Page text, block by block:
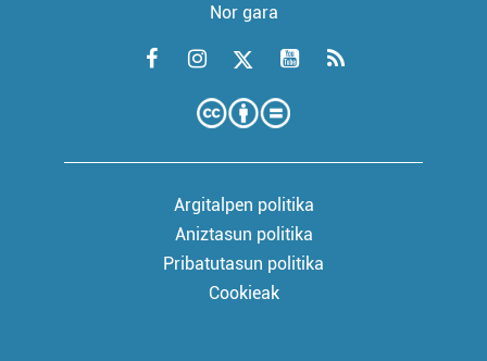
Nor gara
Argitalpen politika
Aniztasun politika
Pribatutasun politika
Cookieak